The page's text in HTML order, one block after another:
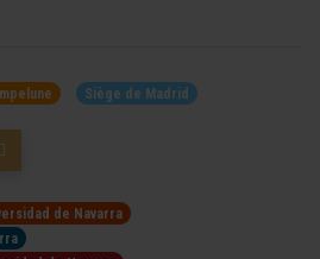
Siège de Madrid
de Navarra